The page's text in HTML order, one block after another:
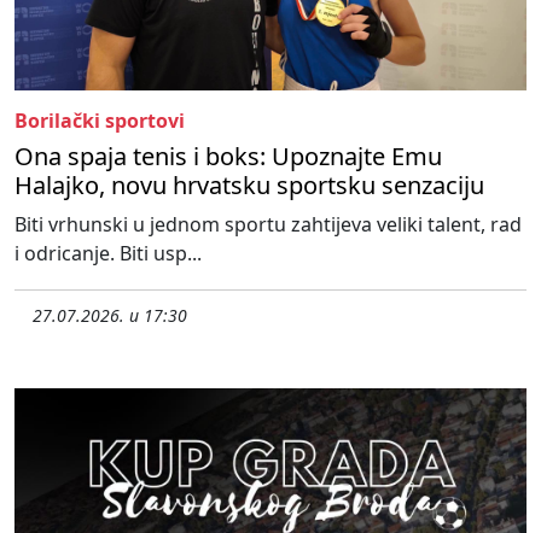
Borilački sportovi
Ona spaja tenis i boks: Upoznajte Emu
Halajko, novu hrvatsku sportsku senzaciju
Biti vrhunski u jednom sportu zahtijeva veliki talent, rad
i odricanje. Biti usp...
27.07.2026. u 17:30